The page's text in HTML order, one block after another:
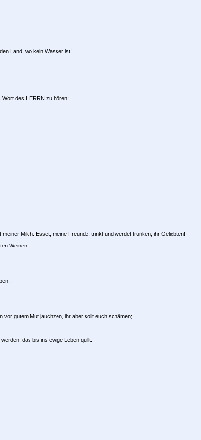
Land, wo kein Wasser ist!
Wort des HERRN zu hören;
Milch. Esset, meine Freunde, trinkt und werdet trunken, ihr Geliebten!
Weinen.
vor gutem Mut jauchzen, ihr aber sollt euch schämen;
das bis ins ewige Leben quillt.